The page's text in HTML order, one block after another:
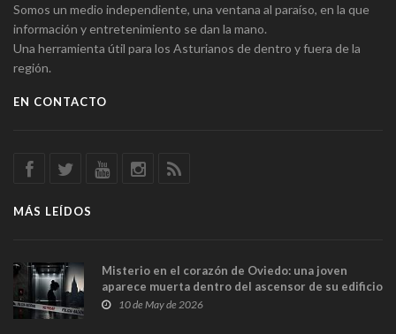
Somos un medio independiente, una ventana al paraíso, en la que
información y entretenimiento se dan la mano.
Una herramienta útil para los Asturianos de dentro y fuera de la
región.
EN CONTACTO
MÁS LEÍDOS
Misterio en el corazón de Oviedo: una joven
aparece muerta dentro del ascensor de su edificio
y las cámaras captan sus últimos minutos
10 de May de 2026